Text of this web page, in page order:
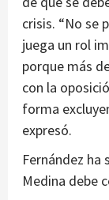
crisis. “No se
juega un rol
porque más
con la
forma
expresó.
Fernández ha
Medina debe